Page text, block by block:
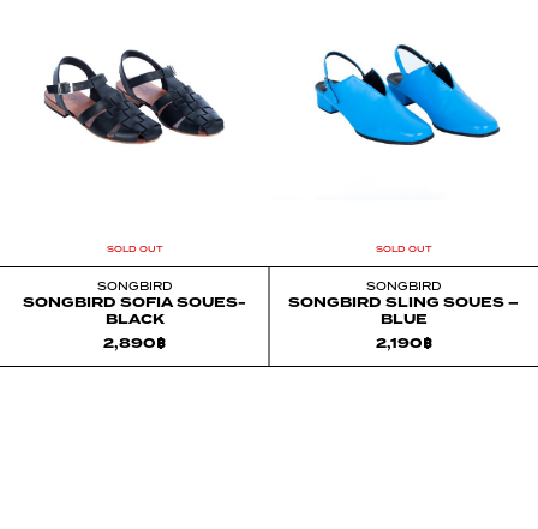
SOLD OUT
SONGBIRD
SONGBIRD SOFIA SOUES-
BLACK
2,890฿
SOLD OUT
SONGBIRD
SONGBIRD SLING SOUES –
BLUE
2,190฿